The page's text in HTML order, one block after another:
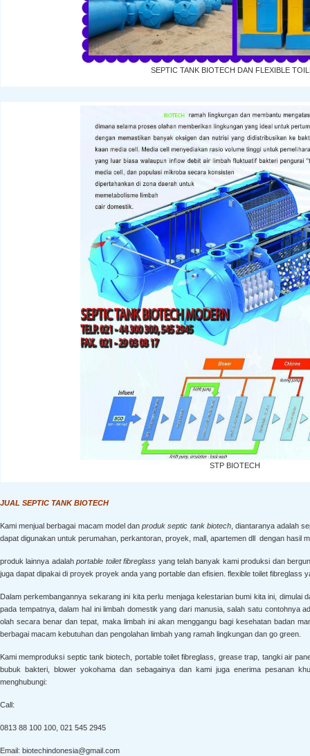
SEPTIC TANK BIOTECH DAN FLEXIBLE
STP BIOTECH
JUAL SEPTIC TANK BIOTECH
Kami menjual berbagai macam model danproduk septic tank biotech, diantaranya adalah
dapat digunakan untuk perumahan, perkantoran, proyek, mall, apartemen dll dengan hasil
produk lainnya adalahportable toilet fibreglass yang telah banyak kami produksi dan
juga dapat dipakai di proyek proyek anda yang portable dan efisien. flexible toilet fibreglass
Dalam perkembangannya sekarang ini kita perlu menjaga kelestarian bumi kita ini, dimulai
pada tempatnya, dalam hal ini limbah domestik yang dari manusia, salah satu contohnya
olah secara benar dan tepat, maka limbah ini akan menggangu bagi kesehatan badan
berbagai macam kebutuhan dan pengolahan limbah yang ramah lingkungan dan go green.
Kami memproduksi septic tank biotech, portable toilet fibreglass, grease trap, tangki air
bubuk bakteri, blower yokohama dan sebagainya dan kami juga enerima pesanan
menghubungi:
Call:
0813 88 100 100, 021 545 2945
Email: biotechindonesia@gmail.com